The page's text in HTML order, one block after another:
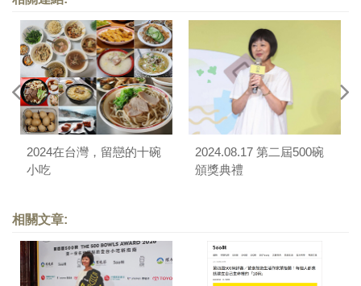
2024在台灣，留戀的十碗
小吃
2024.08.17 第二屆500碗
頒獎典禮
相關文章: